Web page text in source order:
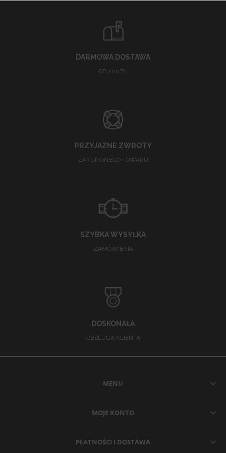
DARMOWA DOSTAWA
OD 200ZŁ
PRZYJAZNE ZWROTY
ZAKUPIONEGO TOWARU
SZYBKA WYSYŁKA
ZAMÓWIENIA
DOSKONAŁA
OBSŁUGA KLIENTA
MENU
MOJE KONTO
PŁATNOŚCI I DOSTAWA